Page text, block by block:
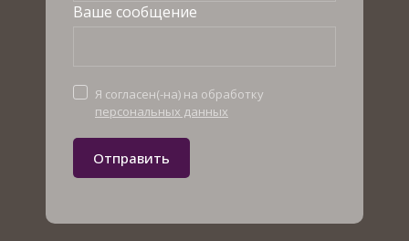
Ваше сообщение
Отправить
Я согласен(-на) на обработку
персональных данных